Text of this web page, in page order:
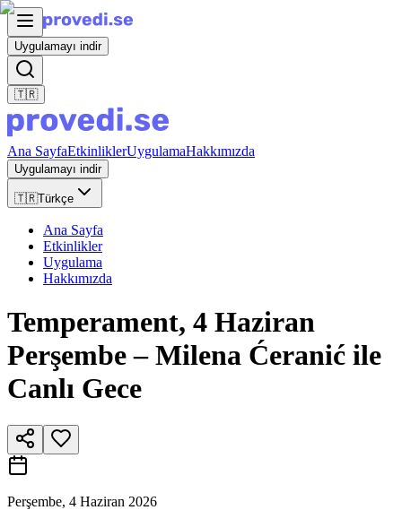
Uygulamayı indir
🇹🇷
Ana SayfaEtkinliklerUygulamaHakkımızda
Uygulamayı indir
🇹🇷Türkçe
Ana Sayfa
Etkinlikler
Uygulama
Hakkımızda
Temperament, 4 Haziran
Perşembe – Milena Ćeranić ile
Canlı Gece
Perşembe, 4 Haziran 2026